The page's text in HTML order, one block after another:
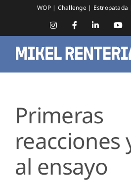
WOP | Challenge | Estropatada |
InstagramFacebookLinkedIn
Primeras
reacciones
al ensayo